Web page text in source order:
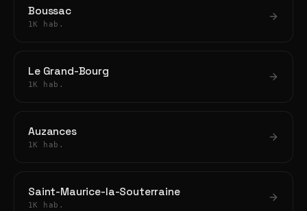
Boussac
1K hab.
Le Grand-Bourg
1K hab.
Auzances
1K hab.
Saint-Maurice-la-Souterraine
1K hab.